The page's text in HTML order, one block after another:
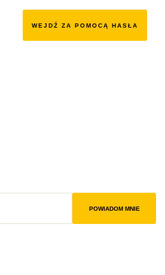
WEJDŹ ZA POMOCĄ HASŁA
POWIADOM MNIE